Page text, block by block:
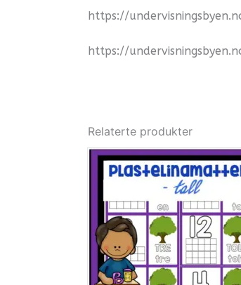
https://
https://
Relaterte produkter